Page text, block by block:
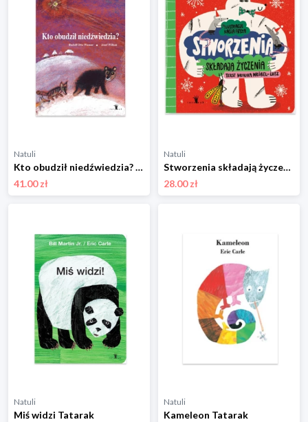
Natuli
Kto obudził niedźwiedzia? Tatarak
41.00 zł
Natuli
Stworzenia składają życzenia Tatarak
28.00 zł
Natuli
Miś widzi Tatarak
Natuli
Kameleon Tatarak